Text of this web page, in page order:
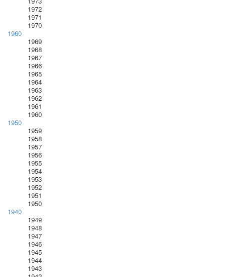
1972
1971
1970
1960
1969
1968
1967
1966
1965
1964
1963
1962
1961
1960
1950
1959
1958
1957
1956
1955
1954
1953
1952
1951
1950
1940
1949
1948
1947
1946
1945
1944
1943